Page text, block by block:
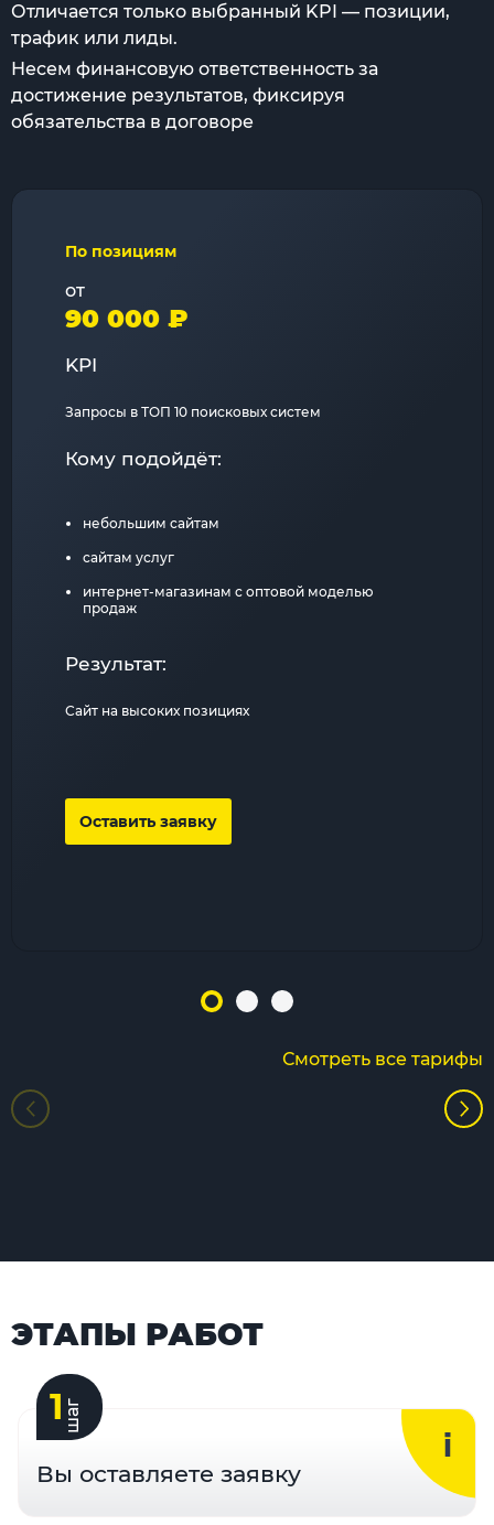
Отличается только выбранный KPI — позиции,
трафик или лиды.
Несем финансовую ответственность за
достижение результатов, фиксируя
обязательства в договоре
По позициям
от
90 000 ₽
KPI
Запросы в ТОП 10 поисковых систем
Кому подойдёт:
небольшим сайтам
сайтам услуг
интернет-магазинам с оптовой моделью
продаж
Результат:
Сайт на высоких позициях
Оставить заявку
Смотреть все тарифы
ЭТАПЫ РАБОТ
1 шаг
Вы оставляете заявку